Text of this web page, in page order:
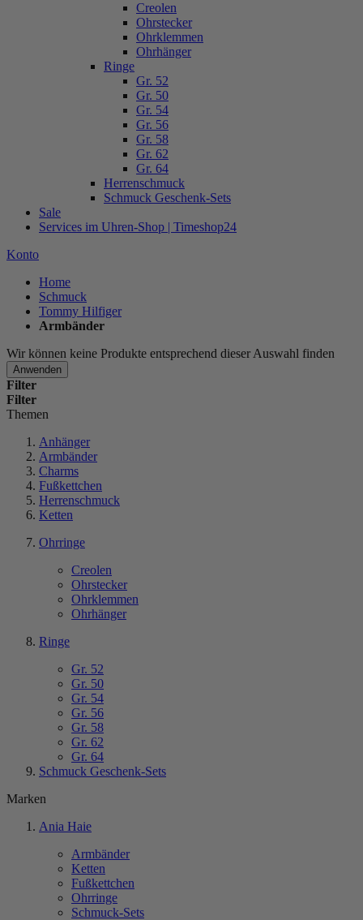
Creolen
Ohrstecker
Ohrklemmen
Ohrhänger
Ringe
Gr. 52
Gr. 50
Gr. 54
Gr. 56
Gr. 58
Gr. 62
Gr. 64
Herrenschmuck
Schmuck Geschenk-Sets
Sale
Services im Uhren-Shop | Timeshop24
Konto
Home
Schmuck
Tommy Hilfiger
Armbänder
Wir können keine Produkte entsprechend dieser Auswahl finden
Anwenden
Filter
Filter
Themen
Anhänger
Armbänder
Charms
Fußkettchen
Herrenschmuck
Ketten
Ohrringe
Creolen
Ohrstecker
Ohrklemmen
Ohrhänger
Ringe
Gr. 52
Gr. 50
Gr. 54
Gr. 56
Gr. 58
Gr. 62
Gr. 64
Schmuck Geschenk-Sets
Marken
Ania Haie
Armbänder
Ketten
Fußkettchen
Ohrringe
Schmuck-Sets